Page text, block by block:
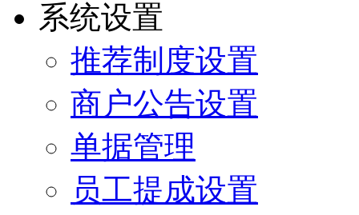
系统设置
推荐制度设置
商户公告设置
单据管理
员工提成设置